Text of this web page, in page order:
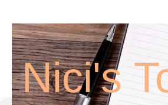
Nici's